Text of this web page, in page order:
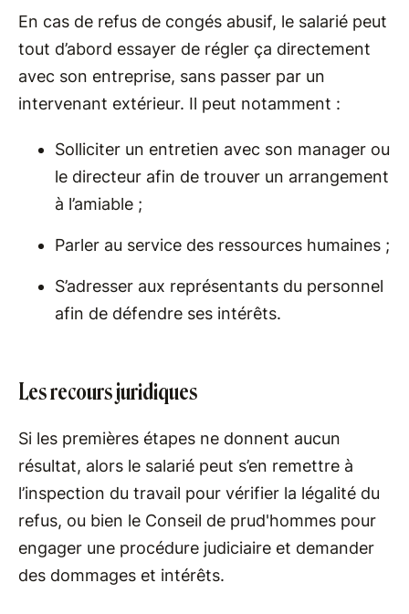
En cas de refus de congés abusif, le salarié peut
tout d’abord essayer de régler ça directement
avec son entreprise, sans passer par un
intervenant extérieur. Il peut notamment :
Solliciter un entretien avec son manager ou
le directeur afin de trouver un arrangement
à l’amiable ;
Parler au service des ressources humaines ;
S’adresser aux représentants du personnel
afin de défendre ses intérêts.
Les recours juridiques
Si les premières étapes ne donnent aucun
résultat, alors le salarié peut s’en remettre à
l’inspection du travail pour vérifier la légalité du
refus, ou bien le Conseil de prud'hommes pour
engager une procédure judiciaire et demander
des dommages et intérêts.